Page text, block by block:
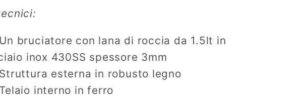
Un bruciatore con lana di roccia da 1.5lt in
inox 430SS spessore 3mm
Struttura esterna in robusto legno
Telaio interno in ferro